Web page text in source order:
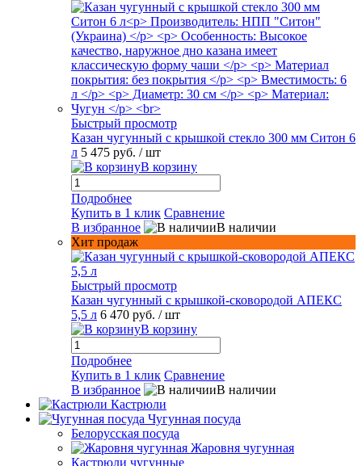
Быстрый просмотр
Казан чугунный с крышкой стекло 300 мм Ситон 6
л 5 475 руб. / шт
В корзину
Подробнее
Купить в 1 клик Сравнение
В избранное
В наличии
Хит продаж
Быстрый просмотр
Казан чугунный с крышкой-сковородой АПЕКС
5,5 л 6 470 руб. / шт
В корзину
Подробнее
Купить в 1 клик Сравнение
В избранное
В наличии
Кастрюли
Чугунная посуда
Белорусская посуда
Жаровня чугунная
Кастрюли чугунные